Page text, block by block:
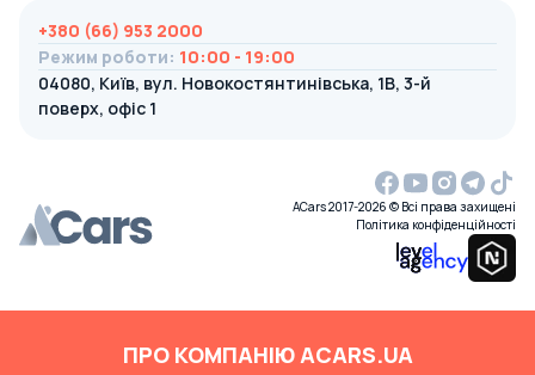
+380 (66) 953 2000
Режим роботи: 10:00 - 19:00
04080, Київ, вул. Новокостянтинівська, 1В, 3-й
поверх, офіс 1
ACars 2017-2026 © Всі права захищені
Політика конфіденційності
ПРО КОМПАНІЮ ACARS.UA